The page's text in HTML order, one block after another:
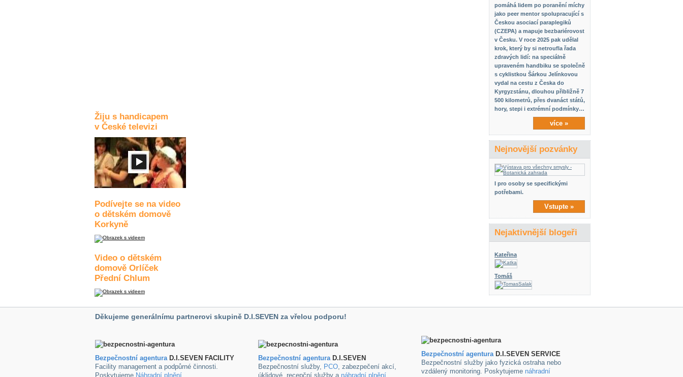
Žiju s handicapem
v České televizi
Podívejte se na video
o dětském domově
Korkyně
Video o dětském
domově Orlíček
Přední Chlum
pomáhá lidem po poranění míchy
jako peer mentor spolupracující s
Českou asociací paraplegiků
(CZEPA) a mapuje bezbariérovost
v Česku. V roce 2025 pak udělal
krok, který by si netroufla řada
zdravých lidí: na speciálně
upraveném handbiku se společně
s cyklistkou Šárkou Jelínkovou
vydal na cestu z Česka do
Kyrgyzstánu, dlouhou přibližně 7
500 kilometrů, přes dvanáct států,
hory, stepi i extrémní podmínky…
více »
Nejnovější pozvánky
I pro osoby se specifickými
potřebami.
Vstupte »
Nejaktivnější blogeři
Kateřina
Tomáš
Děkujeme generálnímu partnerovi skupině D.I.SEVEN za vřelou podporu!
Bezpečnostní agenturaD.I.SEVEN FACILITY
Facility management a podpůrné činnosti.
Poskytujeme Náhradní plnění
Bezpečnostní agenturaD.I.SEVEN
Bezpečnostní služby, PCO, zabezpečení akcí,
úklidové ,recepční služby a náhradní plnění
Bezpečnostní agenturaD.I.SEVEN SERVICE
Bezpečnostní služby jako fyzická ostraha nebo
vzdálený monitoring. Poskytujeme náhradní